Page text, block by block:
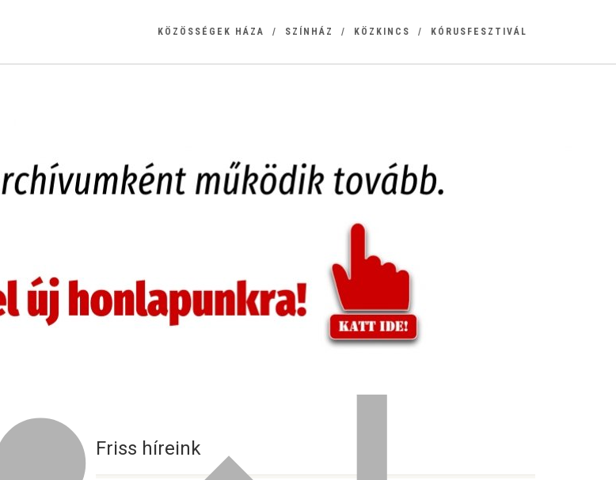
KÖZÖSSÉGEK HÁZA SZÍNHÁZ KÖZKINCS KÓRUSFESZTIVÁL
Friss híreink